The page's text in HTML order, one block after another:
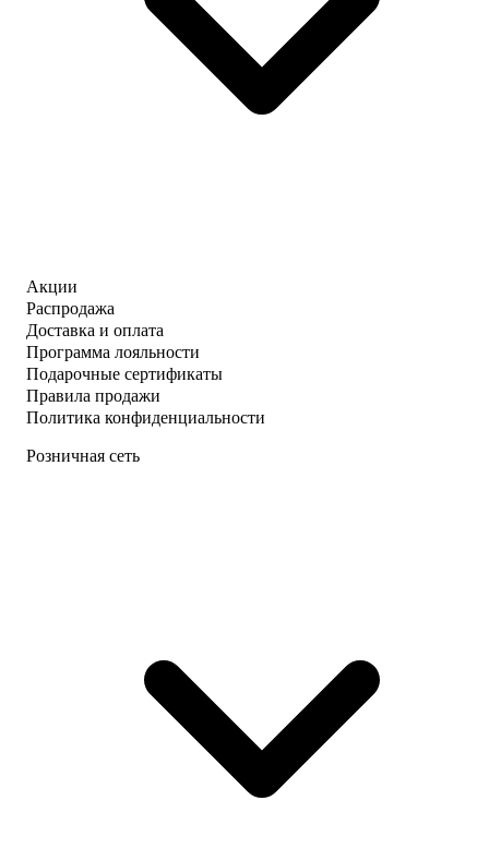
Акции
Распродажа
Доставка и оплата
Программа лояльности
Подарочные сертификаты
Правила продажи
Политика конфиденциальности
Розничная сеть